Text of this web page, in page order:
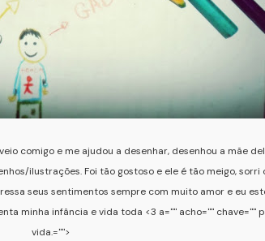
comigo e me ajudou a desenhar, desenhou a mãe
ilustrações. Foi tão gostoso e ele é tão meigo, sorri
seus sentimentos sempre com muito amor e eu
minha infância e vida toda <3 a="" acho="" chave=""
vida.="">